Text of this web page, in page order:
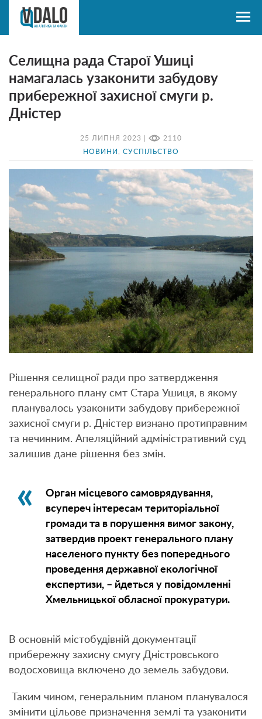
25 ЛИПНЯ 2023 | 2110
НОВИНИ СУСПІЛЬСТВО
Селищна рада Старої Ушиці
намагалась узаконити забудову
прибережної захисної смуги р.
Дністер
Рішення селищної ради про затвердження
генерального плану смт Стара Ушиця, в якому
планувалось узаконити забудову прибережної
захисної смуги р. Дністер визнано протиправним
та нечинним. Апеляційний адміністративний суд
залишив дане рішення без змін.
Орган місцевого самоврядування,
всупереч інтересам територіальної
громади та в порушення вимог закону,
затвердив проект генерального плану
населеного пункту без попереднього
проведення державної екологічної
експертизи, – йдеться у повідомленні
Хмельницької обласної прокуратури.
В основній містобудівній документації
прибережну захисну смугу Дністровського
водосховища включено до земель забудови.
Таким чином, генеральним планом планувалося
змінити цільове призначення землі та узаконити